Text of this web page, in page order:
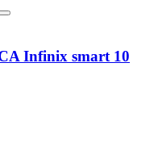
Infinix smart 10